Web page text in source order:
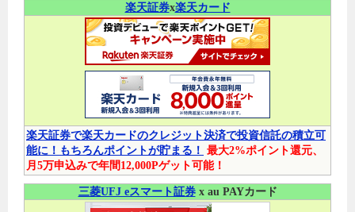
楽天証券x楽天カード
楽天証券で楽天カードのクレジット決済で投資信託の積立可
能に！もちろんポイントが貯まる！ 最大2%ポイント還元、
月5万申込みで年間12,000Pゲット可能！
三菱UFJ eスマート証券x au PAYカード